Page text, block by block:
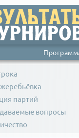
партий
вопросы